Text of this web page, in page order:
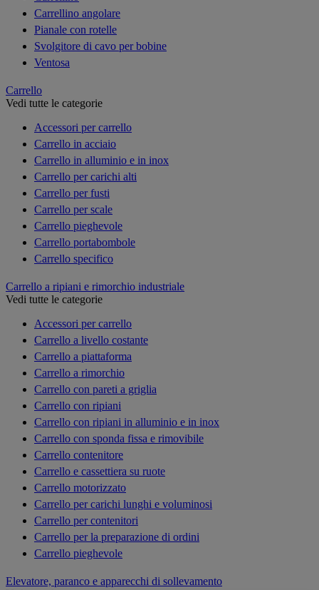
Carrellino angolare
Pianale con rotelle
Svolgitore di cavo per bobine
Ventosa
Carrello
Vedi tutte le categorie
Accessori per carrello
Carrello in acciaio
Carrello in alluminio e in inox
Carrello per carichi alti
Carrello per fusti
Carrello per scale
Carrello pieghevole
Carrello portabombole
Carrello specifico
Carrello a ripiani e rimorchio industriale
Vedi tutte le categorie
Accessori per carrello
Carrello a livello costante
Carrello a piattaforma
Carrello a rimorchio
Carrello con pareti a griglia
Carrello con ripiani
Carrello con ripiani in alluminio e in inox
Carrello con sponda fissa e rimovibile
Carrello contenitore
Carrello e cassettiera su ruote
Carrello motorizzato
Carrello per carichi lunghi e voluminosi
Carrello per contenitori
Carrello per la preparazione di ordini
Carrello pieghevole
Elevatore, paranco e apparecchi di sollevamento